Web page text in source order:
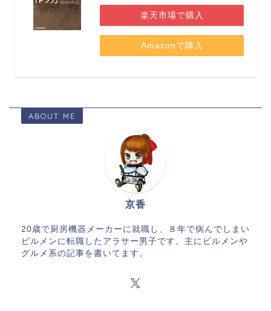
楽天市場で購入
Amazonで購入
ABOUT ME
京香
20歳で厨房機器メーカーに就職し、８年で病んでしまい
ビルメンに転職したアラサー男子です。主にビルメンや
グルメ系の記事を書いてます。